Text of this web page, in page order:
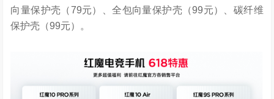
向量保护壳（79元）、全包向量保护壳（99元）、碳纤维
保护壳（99元）。